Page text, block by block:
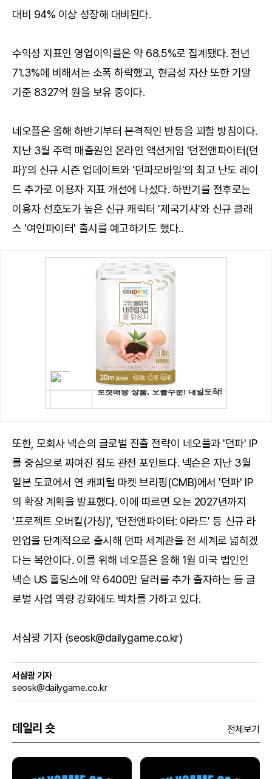
대비 94% 이상 성장해 대비된다.
수익성 지표인 영업이익률은 약 68.5%로 집계됐다. 전년
71.3%에 비해서는 소폭 하락했고, 현금성 자산 또한 기말
기준 8327억 원을 보유 중이다.
네오플은 올해 하반기부터 본격적인 반등을 꾀할 방침이다.
지난 3월 주력 매출원인 온라인 액션게임 '던전앤파이터(던
파)'의 신규 시즌 업데이트와 '던파모바일'의 최고 난도 레이
드 추가로 이용자 지표 개선에 나섰다. 하반기를 전후로는
이용자 선호도가 높은 신규 캐릭터 '제국기사'와 신규 클래
스 '여인파이터' 출시를 예고하기도 했다..
또한, 모회사 넥슨의 글로벌 진출 전략이 네오플과 '던파' IP
를 중심으로 짜여진 점도 관전 포인트다. 넥슨은 지난 3월
일본 도쿄에서 연 캐피털 마켓 브리핑(CMB)에서 '던파' IP
의 확장 계획을 발표했다. 이에 따르면 오는 2027년까지
'프로젝트 오버킬(가칭)', '던전앤파이터: 아라드' 등 신규 라
인업을 단계적으로 출시해 던파 세계관을 전 세계로 넓히겠
다는 복안이다. 이를 위해 네오플은 올해 1월 미국 법인인
넥슨 US 홀딩스에 약 6400만 달러를 추가 출자하는 등 글
로벌 사업 역량 강화에도 박차를 가하고 있다.
서삼광 기자 (seosk@dailygame.co.kr)
서삼광 기자
seosk@dailygame.co.kr
데일리 숏 전체보기